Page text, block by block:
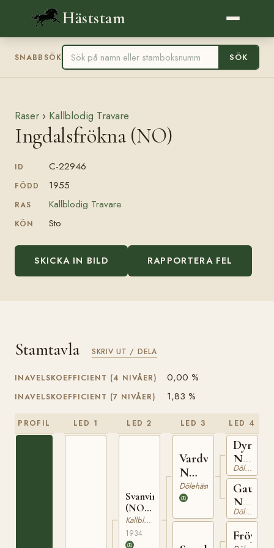
Häststam
SNABBSÖK SÖK
Raser › Kallblodig Travare
Ingdalsfrökna (NO)
ID C-22946
FÖDD 1955
RAS Kallblodig Travare
KÖN Sto
SKICKA IN BILD RAPPORTERA FEL
Stamtavla SKRIV UT / DELA
INAVELSKOEFFICIENT (4 NIVÅER) 0,00 %
INAVELSKOEFFICIENT (7 NIVÅER) 1,83 %
PROFIL LED 1 LED 2
Svanvinn
(NO)
T-133Kallblodig Travare
1934
LED 3
Vardvin
N
1283
Dölehäst
LED 4
Dyril
N
1212
Dölehäst
N
9484
Dölehäst
Fröy